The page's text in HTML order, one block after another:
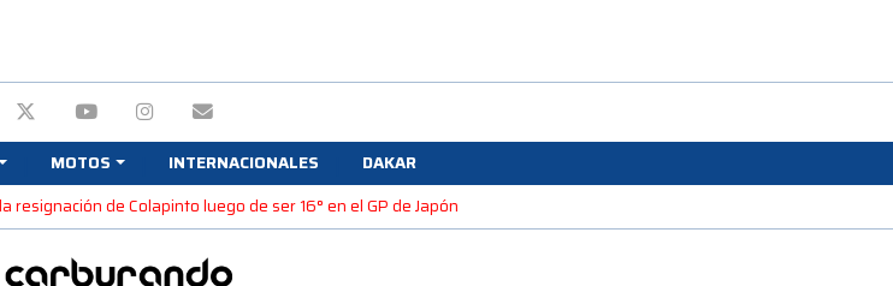
MOTOS INTERNACIONALES
DAKAR
resignación de Colapinto luego de ser 16° en el GP de Japón